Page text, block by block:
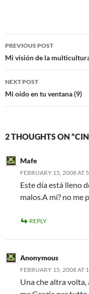
Post
navigation
PREVIOUS POST
Mi visión de la
NEXT POST
Mi oído en tu ventana (9)
2 THOUGHTS ON
Mafe
FEBRUARY 15, 2008 AT
Este día está lleno
malos.A mí? no me
REPLY
Anonymous
FEBRUARY 15, 2008 AT
Una che altra